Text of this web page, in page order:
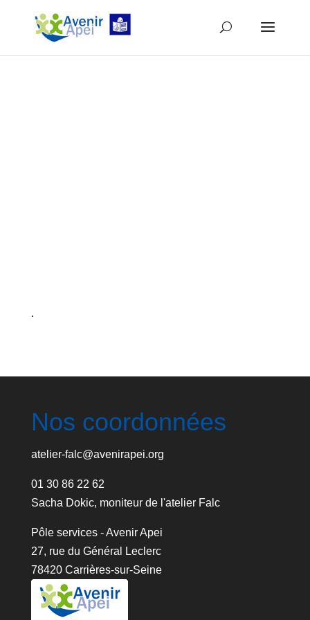
.
Nos coordonnées
atelier-falc@avenirapei.org
01 30 86 22 62
Sacha Dokic, moniteur de l'atelier Falc
Pôle services - Avenir Apei
27, rue du Général Leclerc
78420 Carrières-sur-Seine